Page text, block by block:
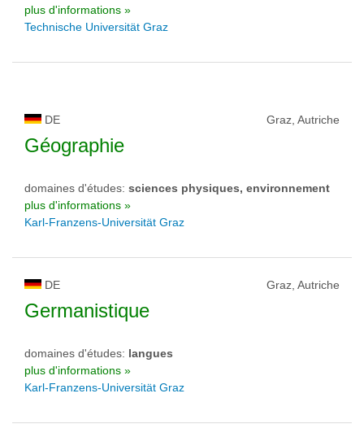
plus d'informations »
Technische Universität Graz
DE Graz, Autriche
Géographie
domaines d'études: sciences physiques, environnement
plus d'informations »
Karl-Franzens-Universität Graz
DE Graz, Autriche
Germanistique
domaines d'études: langues
plus d'informations »
Karl-Franzens-Universität Graz